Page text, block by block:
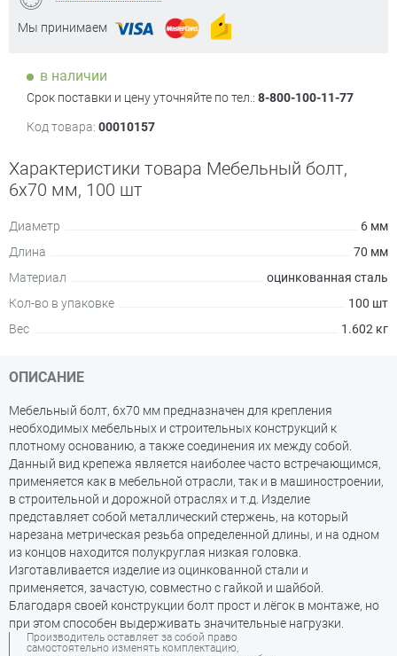
Мы принимаем
в наличии
Срок поставки и цену уточняйте по тел.: 8-800-100-11-77
Код товара: 00010157
Характеристики товара Мебельный болт,
6х70 мм, 100 шт
Диаметр
6 мм
Длина
70 мм
Материал
оцинкованная сталь
Кол-во в упаковке
100 шт
Вес
1.602 кг
ОПИСАНИЕ
Мебельный болт, 6х70 мм предназначен для крепления
необходимых мебельных и строительных конструкций к
плотному основанию, а также соединения их между собой.
Данный вид крепежа является наиболее часто встречающимся,
применяется как в мебельной отрасли, так и в машиностроении,
в строительной и дорожной отраслях и т.д. Изделие
представляет собой металлический стержень, на который
нарезана метрическая резьба определенной длины, и на одном
из концов находится полукруглая низкая головка.
Изготавливается изделие из оцинкованной стали и
применяется, зачастую, совместно с гайкой и шайбой.
Благодаря своей конструкции болт прост и лёгок в монтаже, но
при этом способен выдерживать значительные нагрузки.
Производитель оставляет за собой право
самостоятельно изменять комплектацию,